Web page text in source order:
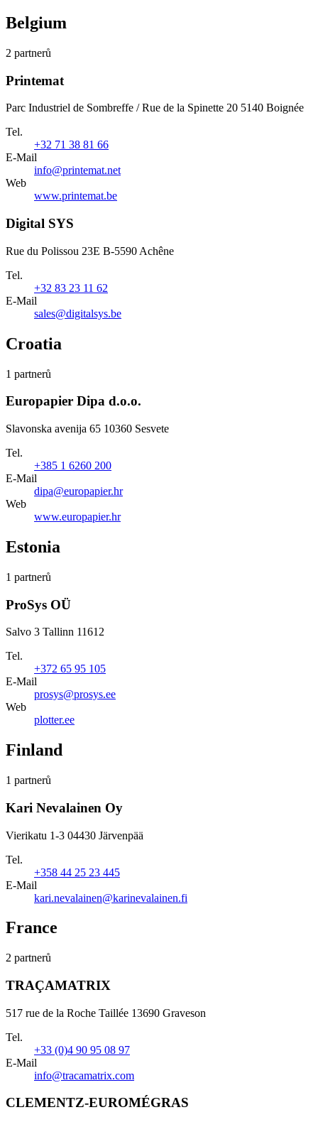
Belgium
2 partnerů
Printemat
Parc Industriel de Sombreffe / Rue de la Spinette 20 5140 Boignée
Tel.
+32 71 38 81 66
E-Mail
info@printemat.net
Web
www.printemat.be
Digital SYS
Rue du Polissou 23E B-5590 Achêne
Tel.
+32 83 23 11 62
E-Mail
sales@digitalsys.be
Croatia
1 partnerů
Europapier Dipa d.o.o.
Slavonska avenija 65 10360 Sesvete
Tel.
+385 1 6260 200
E-Mail
dipa@europapier.hr
Web
www.europapier.hr
Estonia
1 partnerů
ProSys OÜ
Salvo 3 Tallinn 11612
Tel.
+372 65 95 105
E-Mail
prosys@prosys.ee
Web
plotter.ee
Finland
1 partnerů
Kari Nevalainen Oy
Vierikatu 1-3 04430 Järvenpää
Tel.
+358 44 25 23 445
E-Mail
kari.nevalainen@karinevalainen.fi
France
2 partnerů
TRAÇAMATRIX
517 rue de la Roche Taillée 13690 Graveson
Tel.
+33 (0)4 90 95 08 97
E-Mail
info@tracamatrix.com
CLEMENTZ-EUROMÉGRAS